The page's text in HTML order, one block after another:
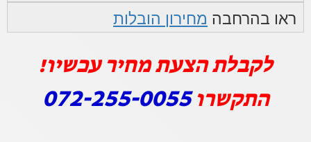
ראו בהרחבה מחירון הובלות
לקבלת הצעת מחיר עכשיו!
התקשרו072-255-0055